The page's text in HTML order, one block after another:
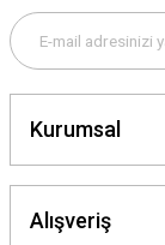
Kurumsal
Alışveriş